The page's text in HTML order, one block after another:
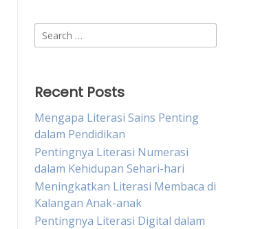
Search
for:
Recent Posts
Mengapa Literasi Sains Penting
dalam Pendidikan
Pentingnya Literasi Numerasi
dalam Kehidupan Sehari-hari
Meningkatkan Literasi Membaca di
Kalangan Anak-anak
Pentingnya Literasi Digital dalam